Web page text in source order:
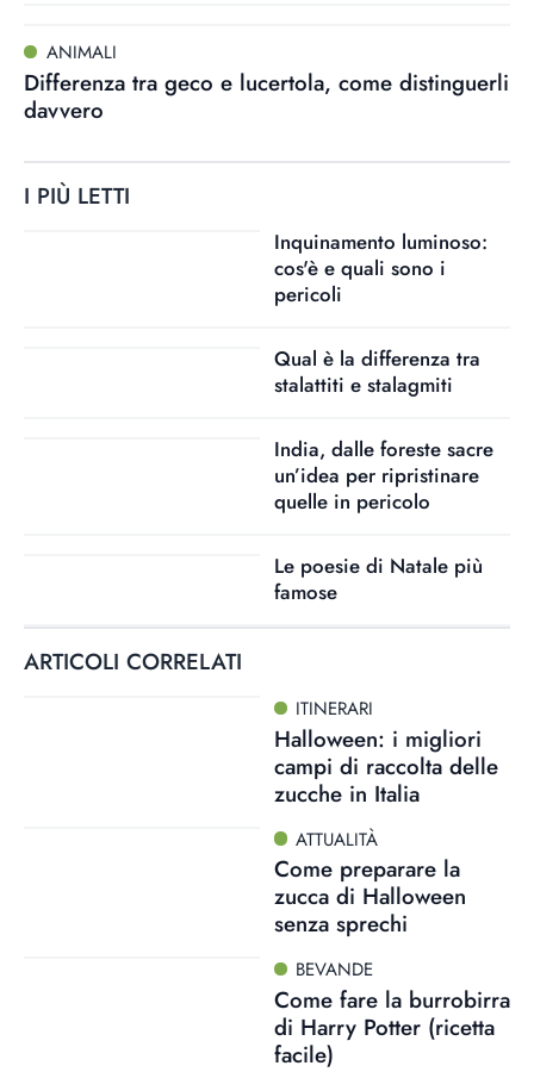
ANIMALI
Differenza tra geco e lucertola, come distinguerli
davvero
I PIÙ LETTI
Inquinamento luminoso:
cos'è e quali sono i
pericoli
Qual è la differenza tra
stalattiti e stalagmiti
India, dalle foreste sacre
un’idea per ripristinare
quelle in pericolo
Le poesie di Natale più
famose
ARTICOLI CORRELATI
ITINERARI
Halloween: i migliori
campi di raccolta delle
zucche in Italia
ATTUALITÀ
Come preparare la
zucca di Halloween
senza sprechi
BEVANDE
Come fare la burrobirra
di Harry Potter (ricetta
facile)